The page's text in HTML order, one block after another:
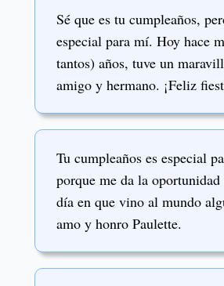
Sé que es tu cumpleaños,
especial para mí. Hoy hace
tantos) años, tuve un
amigo y hermano. ¡Feliz
Tu cumpleaños es especial
porque me da la
día en que vino al mundo
amo y honro Paulette.